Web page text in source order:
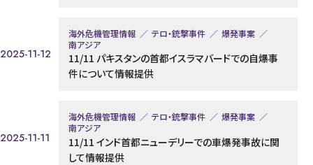
2025-11-12
海外危機管理情報 テロ・銃撃事件
爆発事案
南アジア
11/11 パキスタンの首都イスラマバードでの自爆事
件について情報提供
2025-11-11
海外危機管理情報 テロ・銃撃事件
爆発事案
南アジア
11/11 インド首都ニューデリーでの車爆発事故に関
して情報提供